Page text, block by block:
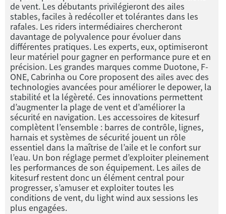
de vent. Les débutants privilégieront des ailes
stables, faciles à redécoller et tolérantes dans les
rafales. Les riders intermédiaires chercheront
davantage de polyvalence pour évoluer dans
différentes pratiques. Les experts, eux, optimiseront
leur matériel pour gagner en performance pure et en
précision. Les grandes marques comme Duotone, F-
ONE, Cabrinha ou Core proposent des ailes avec des
technologies avancées pour améliorer le depower, la
stabilité et la légèreté. Ces innovations permettent
d’augmenter la plage de vent et d’améliorer la
sécurité en navigation. Les accessoires de kitesurf
complètent l’ensemble : barres de contrôle, lignes,
harnais et systèmes de sécurité jouent un rôle
essentiel dans la maîtrise de l’aile et le confort sur
l’eau. Un bon réglage permet d’exploiter pleinement
les performances de son équipement. Les ailes de
kitesurf restent donc un élément central pour
progresser, s’amuser et exploiter toutes les
conditions de vent, du light wind aux sessions les
plus engagées.